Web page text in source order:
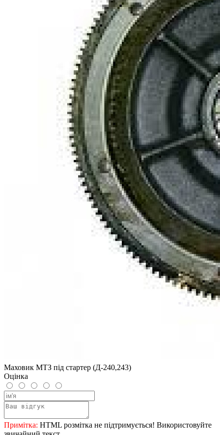
Маховик МТЗ під стартер (Д-240,243)
Оцінка
Примітка: HTML розмітка не підтримується! Використовуйте